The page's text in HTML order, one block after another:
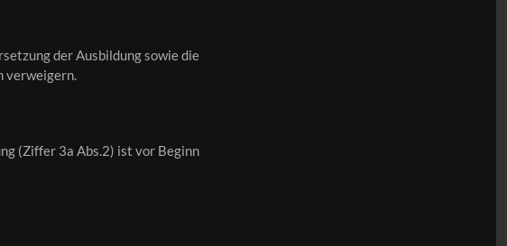
der Ausbildung sowie die
verweigern.
(Ziffer 3a Abs.2) ist vor Beginn